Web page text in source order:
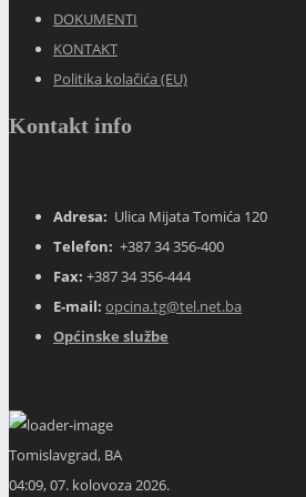
DOKUMENTI
KONTAKT
Politika kolačića (EU)
Kontakt info
Adresa: Ulica Mijata Tomića 120
Telefon: +387 34 356-400
Fax: +387 34 356-444
E-mail: opcina.tg@tel.net.ba
Općinske službe
Tomislavgrad, BA
04:09,07. kolovoza 2026.